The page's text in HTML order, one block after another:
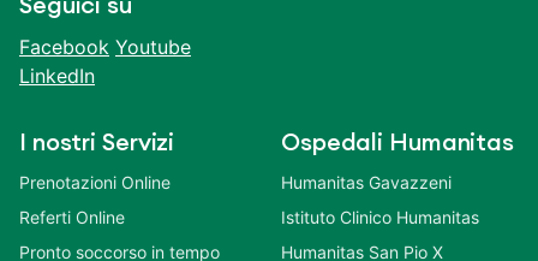
Seguici su
Facebook Youtube
LinkedIn
I nostri Servizi
Prenotazioni Online
Referti Online
Pronto soccorso in tempo
Ospedali Humanitas
Humanitas Gavazzeni
Istituto Clinico Humanitas
Humanitas San Pio X